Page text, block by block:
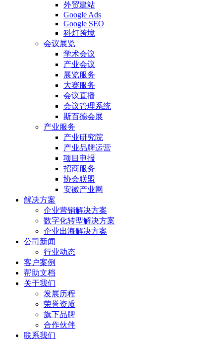
外贸建站
Google Ads
Google SEO
科灯跨境
会议展览
学术会议
产业会议
展览服务
大赛服务
会议直播
会议管理系统
斯百德会展
产业服务
产业研究院
产业品牌运营
项目申报
招商服务
协会联盟
安徽产业网
解决方案
企业营销解决方案
数字化转型解决方案
企业出海解决方案
公司新闻
行业动态
客户案例
帮助文档
关于我们
发展历程
荣誉资质
旗下品牌
合作伙伴
联系我们